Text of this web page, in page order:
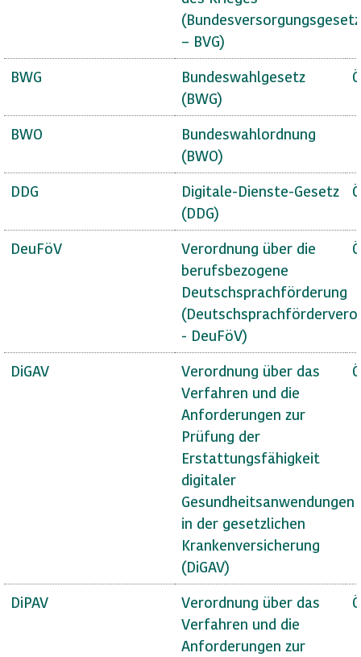
(Bundesversorgungsgesetz
– BVG)
BWG
Bundeswahlgesetz
(BWG)
BWO
Bundeswahlordnung
(BWO)
DDG
Digitale-Dienste-Gesetz
(DDG)
DeuFöV
Verordnung über die
berufsbezogene
Deutschsprachförderung
- DeuFöV)
DiGAV
Verordnung über das
Verfahren und die
Anforderungen zur
Prüfung der
Erstattungsfähigkeit
digitaler
Gesundheitsanwendungen
in der gesetzlichen
Krankenversicherung
(DiGAV)
DiPAV
Verordnung über das
Verfahren und die
Anforderungen zur